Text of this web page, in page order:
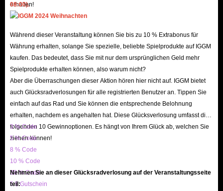
By offering lightning-fast delivery and a safety guarantee, IGGM can meet
secure buying experience, IGGM can ensure that players can enjoy their
new items with confidence and peace of mind.
erhalten!
08:00).
Während dieser Veranstaltung können Sie bis zu 10 % Extrabonus für
Währung erhalten, solange Sie spezielle, beliebte Spielprodukte auf IGGM
kaufen. Das bedeutet, dass Sie mit nur dem ursprünglichen Geld mehr
Spielprodukte erhalten können, also warum nicht?
Aber die Überraschungen dieser Aktion hören hier nicht auf. IGGM bietet
auch Glücksradverlosungen für alle registrierten Benutzer an. Tippen Sie
einfach auf das Rad und Sie können die entsprechende Belohnung
erhalten, nachdem es angehalten hat. Diese Glücksverlosung umfasst die
folgenden 10 Gewinnoptionen. Es hängt von Ihrem Glück ab, welchen Sie
ziehen können!
3 % Code
5 % Code
8 % Code
10 % Code
20 % Code
5 $ Gutschein
Nehmen Sie an dieser Glücksradverlosung auf der Veranstaltungsseite
teil: